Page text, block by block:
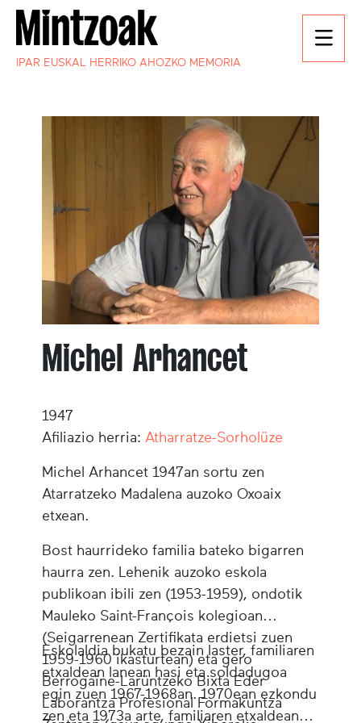
IPAR EUSKAL HERRIKO AHOZKO MEMORIA
Michel Arhancet
1947
Afiliazio herria: Atharratze-Sorholüze
Michel Arhancet 1947an sortu zen
Atarratzeko Madalena auzoko Oxoaix
etxean.
Bost haurrideko familia bateko bigarren
haurra zen. Lehenik auzoko eskola
publikoan ibili zen (1953-1959), ondotik
Mauleko Saint-François kolegioan
(Seigarrenean Zertifikata erdietsi zuen
1959-1960 ikasturtean) eta gero
Berrogaine-Larüntzeko Bixta Eder
Laborantza Profesional Formakuntza
Eskolaldia bukatu bezain laster, familiaren
etxaldean lanean hasi eta soldadugoa
egin zuen 1967-1968an. 1970ean ezkondu
zen eta 1973a arte, familiaren etxaldean